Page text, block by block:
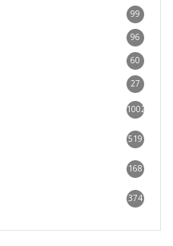
99
96
60
27
1002
519
168
374